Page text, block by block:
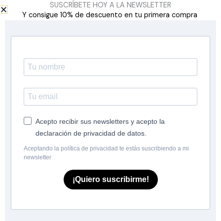
acaso!) para encontrar tu código.
¡Es hora de empezar a mover el cuerpo! Nos vemos en la pista.
Menú
Silence dance
Agenda
SUSCRÍBETE HOY A LA NEWSLETTER
Y consigue 10% de descuento en tu primera compra
Acepto recibir sus newsletters y acepto la
declaración de privacidad de datos.
Aceptando la política de privacidad te estás suscribiendo a mi
newsletter
¡Quiero suscribirme!